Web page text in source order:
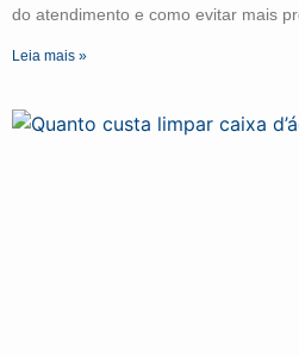
do atendimento e como evitar mais
Leia mais »